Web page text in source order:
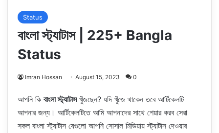
Status
বাংলা স্ট্যাটাস | 225+ Bangla
Status
Imran Hossan August 15, 2023 0
আপনি কি বাংলা স্ট্যাটাসখুঁজছেন? যদি খুঁজে থাকেন তবে আর্টিকেলটি
আপনার জন্য। আর্টিকেলটিতে আমি আপনাদের সাথে শেয়ার করব সেরা
সকল বাংলা স্ট্যাটাস যেগুলো আপনি সোসাল মিডিয়ায় স্ট্যাটাস দেওয়ার